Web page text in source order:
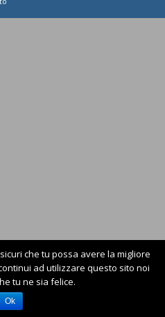
che tu possa avere la migliore
ad utilizzare questo sito noi
tu ne sia felice.
Ok